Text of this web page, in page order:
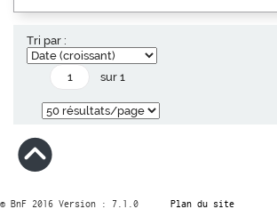
Tri par :
sur 1
© BnF 2016 Version : 7.1.0 Plan du site